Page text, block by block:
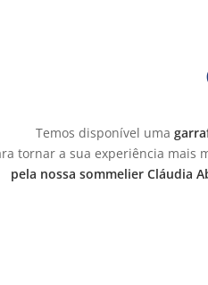
Temos disponível uma
tornar a sua experiência mais
pela nossa sommelier Cláudia